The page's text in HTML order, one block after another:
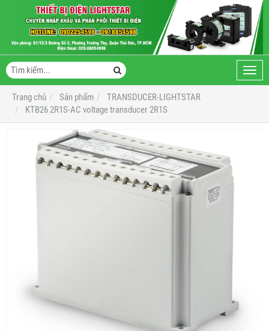
Trang chủ
Sản phẩm
TRANSDUCER-LIGHTSTAR
KTB26 2R1S-AC voltage transducer 2R1S